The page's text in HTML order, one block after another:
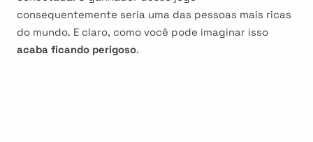
consequentemente seria uma das pessoas mais ricas
do mundo. E claro, como você pode imaginar isso
acaba ficando perigoso.